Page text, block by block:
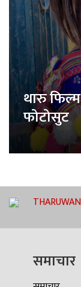
थारु फिल्म
फोटोसुट
समाचार